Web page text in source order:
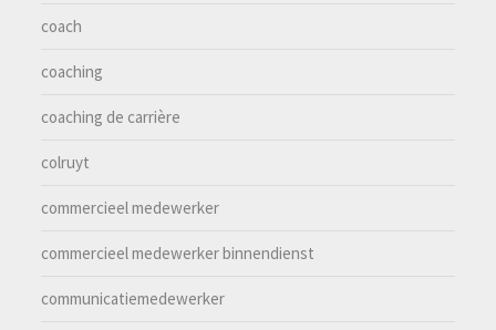
coach
coaching
coaching de carrière
colruyt
commercieel medewerker
commercieel medewerker binnendienst
communicatiemedewerker